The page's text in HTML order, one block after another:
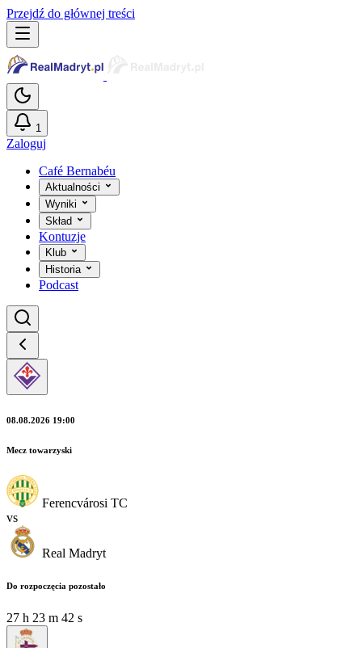
Przejdź do głównej treści
1
Zaloguj
Café Bernabéu
Aktualności
Wyniki
Skład
Kontuzje
Klub
Historia
Podcast
08.08.2026 19:00
Mecz towarzyski
Ferencvárosi TC
vs
Real Madryt
Do rozpoczęcia pozostało
27 h 23 m 42 s